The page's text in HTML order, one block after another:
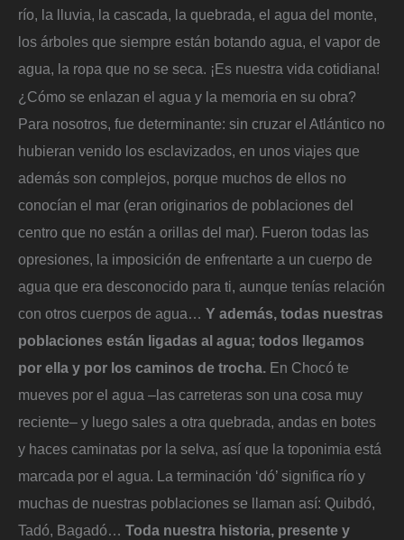
río, la lluvia, la cascada, la quebrada, el agua del monte,
los árboles que siempre están botando agua, el vapor de
agua, la ropa que no se seca. ¡Es nuestra vida cotidiana!
¿Cómo se enlazan el agua y la memoria en su obra?
Para nosotros, fue determinante: sin cruzar el Atlántico no
hubieran venido los esclavizados, en unos viajes que
además son complejos, porque muchos de ellos no
conocían el mar (eran originarios de poblaciones del
centro que no están a orillas del mar). Fueron todas las
opresiones, la imposición de enfrentarte a un cuerpo de
agua que era desconocido para ti, aunque tenías relación
con otros cuerpos de agua… Y además, todas nuestras
poblaciones están ligadas al agua; todos llegamos
por ella y por los caminos de trocha. En Chocó te
mueves por el agua –las carreteras son una cosa muy
reciente– y luego sales a otra quebrada, andas en botes
y haces caminatas por la selva, así que la toponimia está
marcada por el agua. La terminación ‘dó’ significa río y
muchas de nuestras poblaciones se llaman así: Quibdó,
Tadó, Bagadó… Toda nuestra historia, presente y